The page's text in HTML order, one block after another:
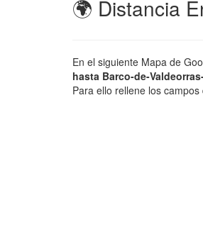
🌍 Distancia
En el siguiente Mapa de
hasta Barco-de-
Para ello rellene los